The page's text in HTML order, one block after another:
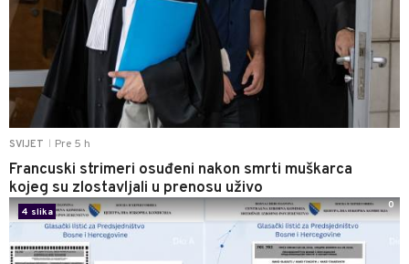
SVIJET Pre 5 h
Francuski strimeri osuđeni nakon smrti muškarca
kojeg su zlostavljali u prenosu uživo
4 slika
0